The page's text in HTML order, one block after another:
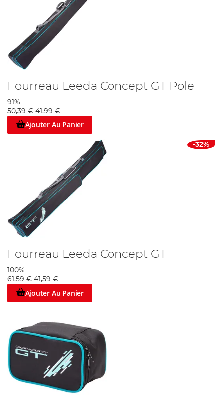
Fourreau Leeda Concept GT Pole
91%
50,39 € 41,99 €
Ajouter Au Panier
-32%
Fourreau Leeda Concept GT
100%
61,59 € 41,59 €
Ajouter Au Panier